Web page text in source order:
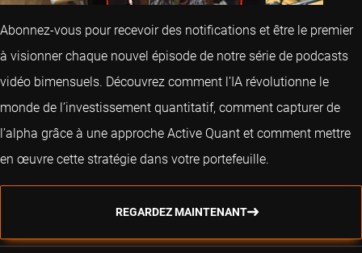
Abonnez-vous pour recevoir des notifications et être le premier
à visionner chaque nouvel épisode de notre série de podcasts
vidéo bimensuels. Découvrez comment l’IA révolutionne le
monde de l’investissement quantitatif, comment capturer de
l’alpha grâce à une approche Active Quant et comment mettre
en œuvre cette stratégie dans votre portefeuille.
REGARDEZ MAINTENANT